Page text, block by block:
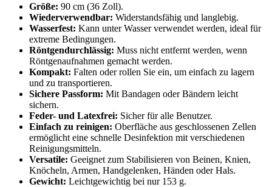
Größe: 90 cm (36 Zoll).
Wiederverwendbar: Widerstandsfähig und langlebig.
Wasserfest: Kann unter Wasser verwendet werden, ideal für
extreme Bedingungen.
Röntgendurchlässig: Muss nicht entfernt werden, wenn
Röntgenaufnahmen gemacht werden.
Kompakt: Falten oder rollen Sie ein, um einfach zu lagern
und zu transportieren.
Sichere Passform: Mit Bandagen oder Bändern leicht
sichern.
Feder- und Latexfrei: Sicher für alle Benutzer.
Einfach zu reinigen: Oberfläche aus geschlossenen Zellen
ermöglicht eine schnelle Desinfektion mit verschiedenen
Reinigungsmitteln.
Versatile: Geeignet zum Stabilisieren von Beinen, Knien,
Knöcheln, Armen, Handgelenken, Händen oder Hals.
Gewicht: Leichtgewichtig bei nur 153 g.